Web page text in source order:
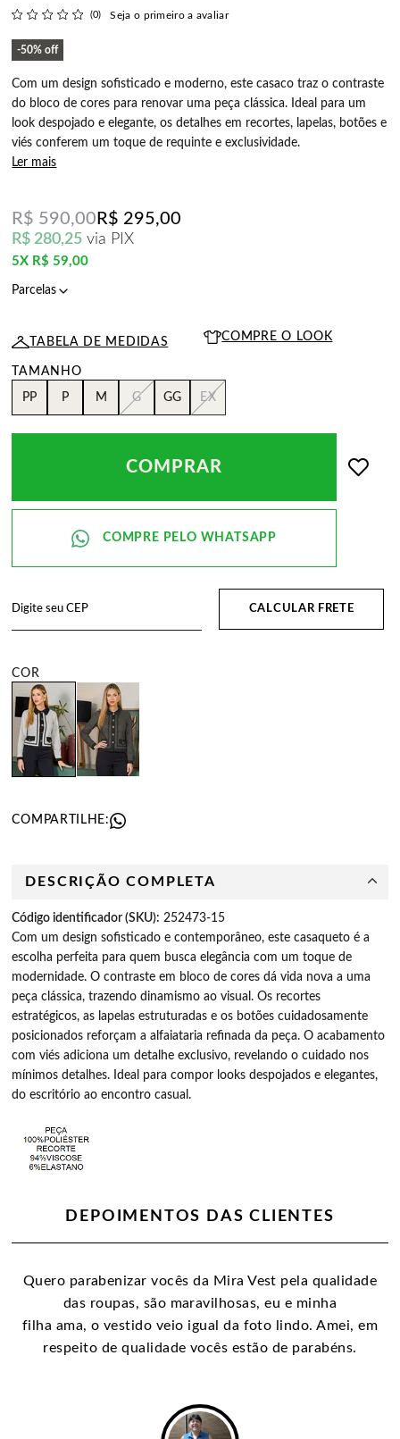
(0) Seja o primeiro a avaliar
50% off
Com um design sofisticado e moderno, este casaco traz o contraste
do bloco de cores para renovar uma peça clássica. Ideal para um
look despojado e elegante, os detalhes em recortes, lapelas, botões e
viés conferem um toque de requinte e exclusividade.
Ler mais
R$ 280,25 via PIX
R$ 590,00 R$ 295,00
5X R$ 59,00
TABELA DE MEDIDAS COMPRE O LOOK
PP P M G GG EX
COMPRAR
CALCULAR FRETE
COMPARTILHE:
DESCRIÇÃO COMPLETA
Código identificador (SKU): 252473-15
Com um design sofisticado e contemporâneo, este casaqueto é a
escolha perfeita para quem busca elegância com um toque de
modernidade. O contraste em bloco de cores dá vida nova a uma
peça clássica, trazendo dinamismo ao visual. Os recortes
estratégicos, as lapelas estruturadas e os botões cuidadosamente
posicionados reforçam a alfaiataria refinada da peça. O acabamento
com viés adiciona um detalhe exclusivo, revelando o cuidado nos
mínimos detalhes. Ideal para compor looks despojados e elegantes,
do escritório ao encontro casual.
DEPOIMENTOS DAS CLIENTES
Quero parabenizar vocês da Mira Vest pela qualidade
das roupas, são maravilhosas, eu e minha
filha ama, o vestido veio igual da foto lindo. Amei, em
respeito de qualidade vocês estão de parabéns.